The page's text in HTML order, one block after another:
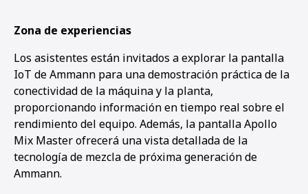
Zona de experiencias
Los asistentes están invitados a explorar la pantalla
IoT de Ammann para una demostración práctica de la
conectividad de la máquina y la planta,
proporcionando información en tiempo real sobre el
rendimiento del equipo. Además, la pantalla Apollo
Mix Master ofrecerá una vista detallada de la
tecnología de mezcla de próxima generación de
Ammann.